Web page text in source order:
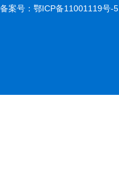
备案号： 鄂ICP备11001119号-5